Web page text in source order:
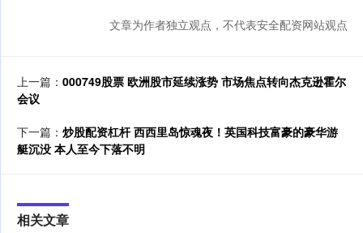
文章为作者独立观点，不代表安全配资网站观点
上一篇： 000749股票 欧洲股市延续涨势 市场焦点转向杰克逊霍尔
会议
下一篇： 炒股配资杠杆 西西里岛惊魂夜！英国科技富豪的豪华游
艇沉没 本人至今下落不明
相关文章